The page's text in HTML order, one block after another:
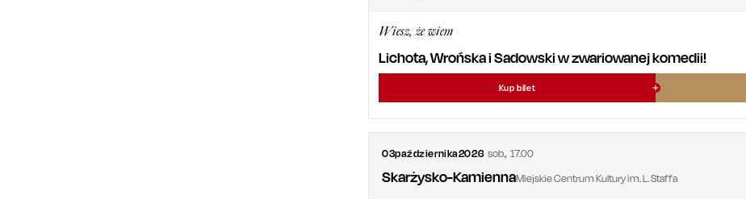
Wiesz, że wiem
Lichota, Wrońska i Sadowski w zwariowanej komedii!
Kup bilet
03października2026 sob.,17.00
Skarżysko-KamiennaMiejskie Centrum Kultury im. L. Staffa